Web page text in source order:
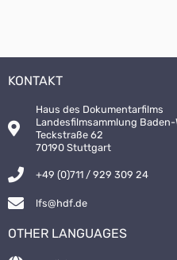
KONTAKT
Haus des Dokumentarfilms
Landesfilmsammlung
Teckstraße 62
70190 Stuttgart
+49 (0)711 / 929 309 24
lfs@hdf.de
OTHER LANGUAGES